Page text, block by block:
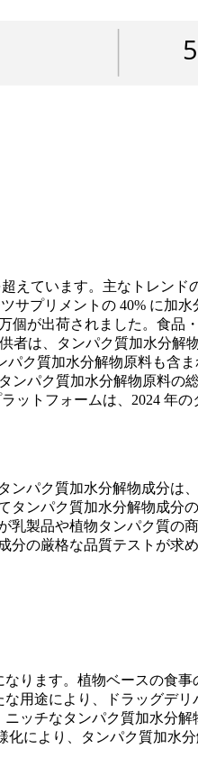
えています。主なトレンド
プリメントの 40% に加
個が出荷されました。食品
者は、タンパク質加水分解
ク質加水分解物原料も含
パク質加水分解物原料の
ットフォームは、2024 年
パク質加水分解物成分は
ンパク質加水分解物成分
製品や植物タンパク質の
の厳格な品質テストが求
ります。植物ベースの食
用途により、ドラッグデ
ッチなタンパク質加水分
により、タンパク質加水